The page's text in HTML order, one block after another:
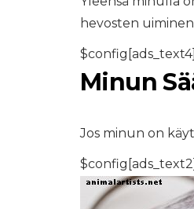
hevosten
Minun
Jos minun on